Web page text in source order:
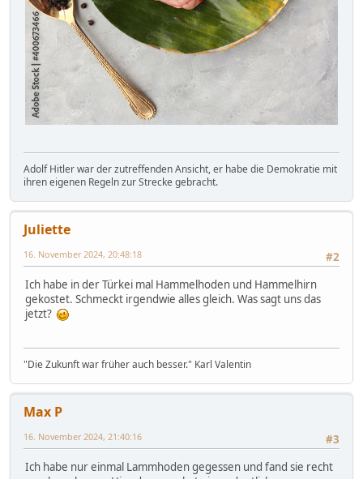
Adolf Hitler war der zutreffenden Ansicht, er habe die Demokratie mit
ihren eigenen Regeln zur Strecke gebracht.
Juliette
#2
16. November 2024, 20:48:18
Ich habe in der Türkei mal Hammelhoden und Hammelhirn
gekostet. Schmeckt irgendwie alles gleich. Was sagt uns das
jetzt?
"Die Zukunft war früher auch besser." Karl Valentin
Max P
#3
16. November 2024, 21:40:16
Ich habe nur einmal Lammhoden gegessen und fand sie recht